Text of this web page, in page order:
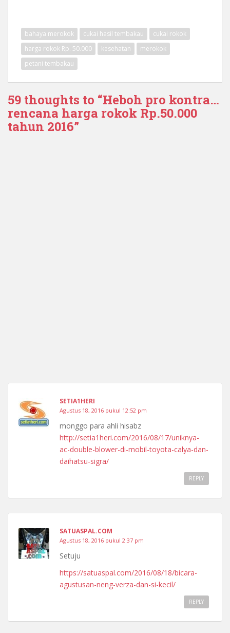
bahaya merokok cukai hasil tembakau
cukai rokok
harga rokok Rp. 50.000
kesehatan
merokok
petani tembakau
59 thoughts to “Heboh pro kontra…
rencana harga rokok Rp.50.000
tahun 2016”
SETIA1HERI
Agustus 18, 2016 pukul 12:52 pm
monggo para ahli hisabz
http://setia1heri.com/2016/08/17/uniknya-
ac-double-blower-di-mobil-toyota-calya-dan-
daihatsu-sigra/
REPLY
SATUASPAL.COM
Agustus 18, 2016 pukul 2:37 pm
Setuju
https://satuaspal.com/2016/08/18/bicara-
agustusan-neng-verza-dan-si-kecil/
REPLY